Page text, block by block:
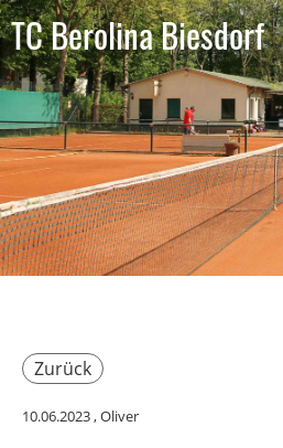
TC Berolina Biesdorf
Zurück
10.06.2023, Oliver